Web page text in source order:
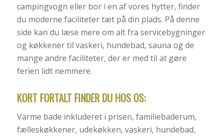
campingvogn eller bor i en af vores hytter, finder
du moderne faciliteter tæt på din plads. På denne
side kan du læse mere om alt fra servicebygninger
og køkkener til vaskeri, hundebad, sauna og de
mange andre faciliteter, der er med til at gøre
ferien lidt nemmere.
KORT FORTALT FINDER DU HOS OS:
Varme bade inkluderet i prisen, familiebaderum,
fælleskøkkener, udekøkken, vaskeri, hundebad,